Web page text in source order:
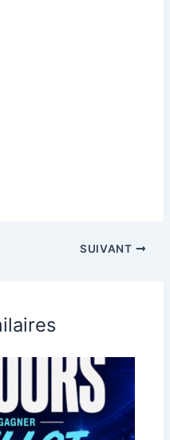
SUIVANT